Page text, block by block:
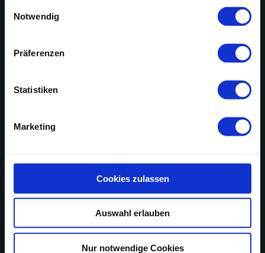
Notwendig
Präferenzen
Statistiken
Marketing
Cookies zulassen
Auswahl erlauben
Nur notwendige Cookies